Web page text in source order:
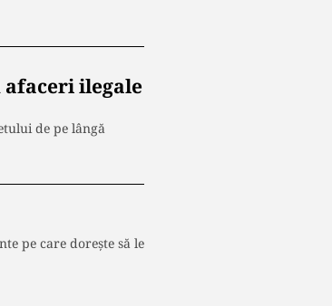
ilegale
de pe lângă
pe care dorește să le